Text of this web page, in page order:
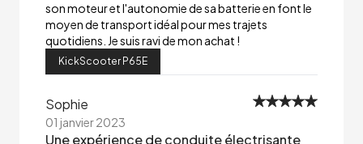
son moteur et l'autonomie de sa batterie en font le
moyen de transport idéal pour mes trajets
quotidiens. Je suis ravi de mon achat !
KickScooter P65E
Sophie
01 janvier 2023
Une expérience de conduite électrisante